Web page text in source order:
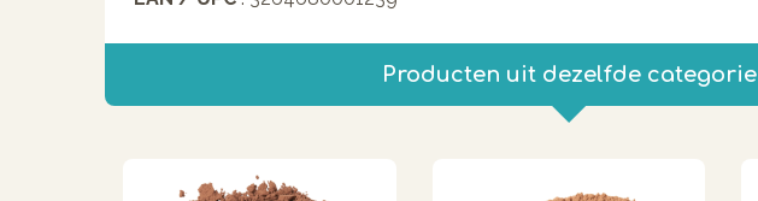
Producten uit dezelfde categorie